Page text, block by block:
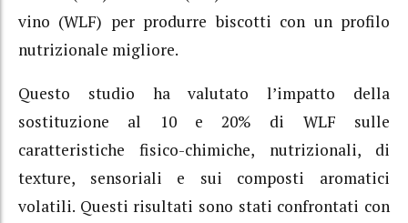
vino (WLF) per produrre biscotti con un profilo
nutrizionale migliore.
Questo studio ha valutato l’impatto della
sostituzione al 10 e 20% di WLF sulle
caratteristiche fisico-chimiche, nutrizionali, di
texture, sensoriali e sui composti aromatici
volatili. Questi risultati sono stati confrontati con